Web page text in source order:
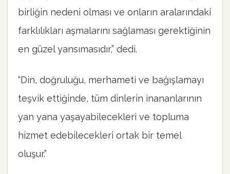
birliğin nedeni olması ve onların aralarındaki
farklılıkları aşmalarını sağlaması gerektiğinin
en güzel yansımasıdır,” dedi.
“Din, doğruluğu, merhameti ve bağışlamayı
teşvik ettiğinde, tüm dinlerin inananlarının
yan yana yaşayabilecekleri ve topluma
hizmet edebilecekleri ortak bir temel
oluşur.”